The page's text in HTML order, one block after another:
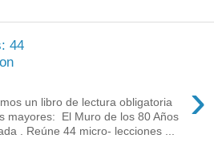
44
›
un libro de lectura obligatoria
mayores: El Muro de los 80 Años
. Reúne 44 micro- lecciones ...